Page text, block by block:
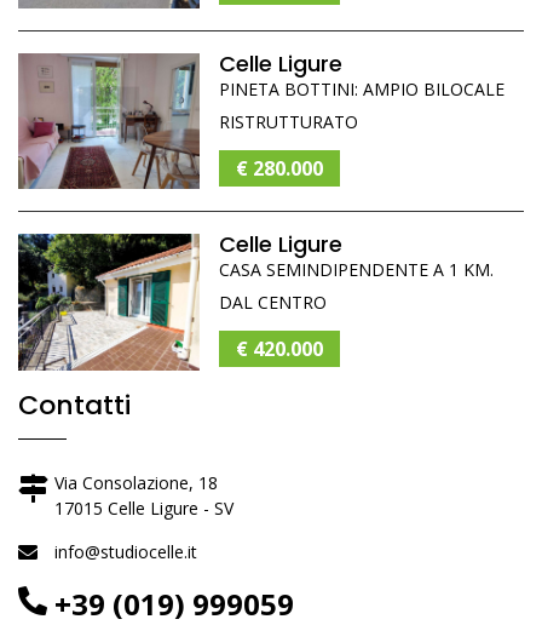
Celle Ligure
PINETA BOTTINI: AMPIO BILOCALE
RISTRUTTURATO
€ 280.000
Celle Ligure
CASA SEMINDIPENDENTE A 1 KM.
DAL CENTRO
€ 420.000
Contatti
Via Consolazione, 18
17015 Celle Ligure - SV
info@studiocelle.it
+39 (019) 999059